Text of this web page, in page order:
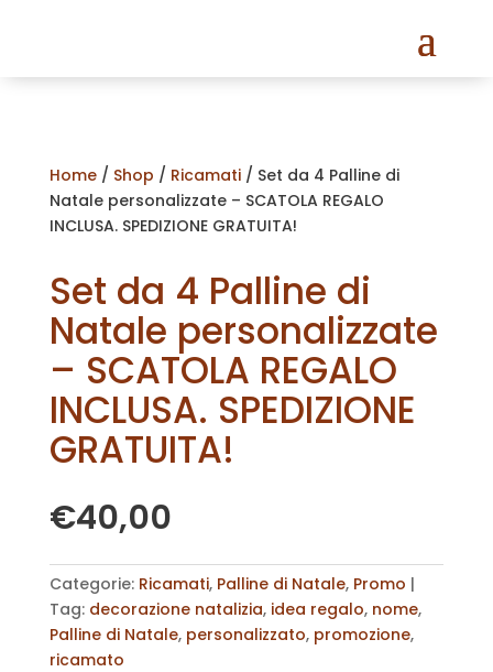
Home/ Shop / Ricamati/ Set da 4 Palline di
Natale personalizzate – SCATOLA REGALO
INCLUSA. SPEDIZIONE GRATUITA!
Set da 4 Palline di
Natale personalizzate
– SCATOLA REGALO
INCLUSA. SPEDIZIONE
GRATUITA!
€40,00
Categorie: Ricamati, Palline di Natale, Promo
Tag: decorazione natalizia, idea regalo, nome,
Palline di Natale, personalizzato, promozione,
ricamato